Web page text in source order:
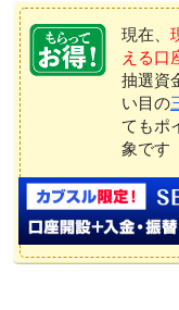
現在、
える口
抽選資
い目の
てもポ
象です